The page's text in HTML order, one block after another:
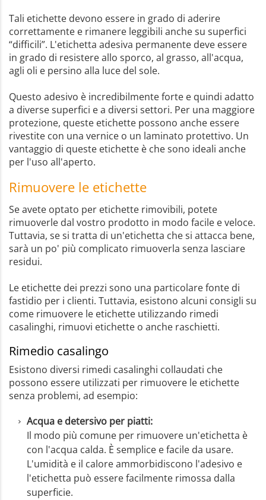
Tali etichette devono essere in grado di aderire
correttamente e rimanere leggibili anche su superfici
“difficili”. L'etichetta adesiva permanente deve essere
in grado di resistere allo sporco, al grasso, all'acqua,
agli oli e persino alla luce del sole.
Questo adesivo è incredibilmente forte e quindi adatto
a diverse superfici e a diversi settori. Per una maggiore
protezione, queste etichette possono anche essere
rivestite con una vernice o un laminato protettivo. Un
vantaggio di queste etichette è che sono ideali anche
per l'uso all'aperto.
Rimuovere le etichette
Se avete optato per etichette rimovibili, potete
rimuoverle dal vostro prodotto in modo facile e veloce.
Tuttavia, se si tratta di un'etichetta che si attacca bene,
sarà un po' più complicato rimuoverla senza lasciare
residui.
Le etichette dei prezzi sono una particolare fonte di
fastidio per i clienti. Tuttavia, esistono alcuni consigli su
come rimuovere le etichette utilizzando rimedi
casalinghi, rimuovi etichette o anche raschietti.
Rimedio casalingo
Esistono diversi rimedi casalinghi collaudati che
possono essere utilizzati per rimuovere le etichette
senza problemi, ad esempio:
Acqua e detersivo per piatti:
Il modo più comune per rimuovere un'etichetta è
con l'acqua calda. È semplice e facile da usare.
L'umidità e il calore ammorbidiscono l'adesivo e
l'etichetta può essere facilmente rimossa dalla
superficie.